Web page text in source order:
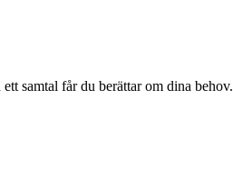
samtal får du berättar om dina behov.